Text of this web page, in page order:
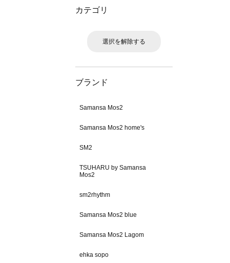
カテゴリ
選択を解除する
ブランド
Samansa Mos2
Samansa Mos2 home's
SM2
TSUHARU by Samansa
Mos2
sm2rhythm
Samansa Mos2 blue
Samansa Mos2 Lagom
ehka sopo